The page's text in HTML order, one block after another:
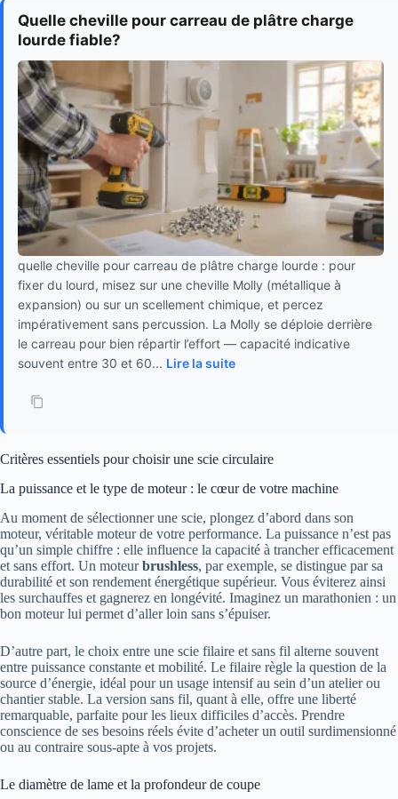
Quelle cheville pour carreau de plâtre charge
lourde fiable?
quelle cheville pour carreau de plâtre charge lourde : pour
fixer du lourd, misez sur une cheville Molly (métallique à
expansion) ou sur un scellement chimique, et percez
impérativement sans percussion. La Molly se déploie derrière
le carreau pour bien répartir l’effort — capacité indicative
souvent entre 30 et 60... Lire la suite
Critères essentiels pour choisir une scie circulaire
La puissance et le type de moteur : le cœur de votre machine
Au moment de sélectionner une scie, plongez d’abord dans son
moteur, véritable moteur de votre performance. La puissance n’est pas
qu’un simple chiffre : elle influence la capacité à trancher efficacement
et sans effort. Un moteurbrushless, par exemple, se distingue par sa
durabilité et son rendement énergétique supérieur. Vous éviterez ainsi
les surchauffes et gagnerez en longévité. Imaginez un marathonien : un
bon moteur lui permet d’aller loin sans s’épuiser.
D’autre part, le choix entre une scie filaire et sans fil alterne souvent
entre puissance constante et mobilité. Le filaire règle la question de la
source d’énergie, idéal pour un usage intensif au sein d’un atelier ou
chantier stable. La version sans fil, quant à elle, offre une liberté
remarquable, parfaite pour les lieux difficiles d’accès. Prendre
conscience de ses besoins réels évite d’acheter un outil surdimensionné
ou au contraire sous-apte à vos projets.
Le diamètre de lame et la profondeur de coupe